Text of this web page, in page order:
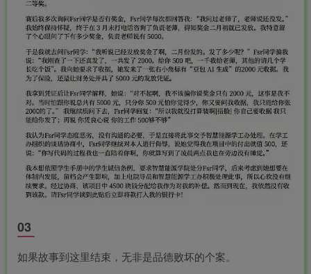
03
如果故事到这里结束，无非是品德败坏的个案。